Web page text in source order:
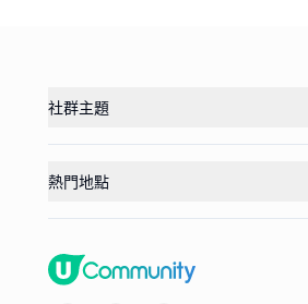
社群主題
熱門地點